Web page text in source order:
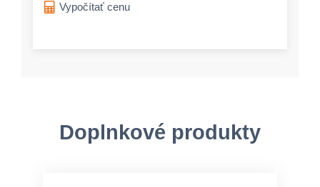
Vypočítať cenu
Doplnkové produkty